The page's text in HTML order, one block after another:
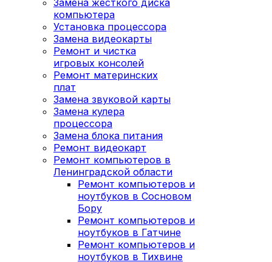
Замена жесткого диска
компьютера
Установка процессора
Замена видеокарты
Ремонт и чистка
игровых консолей
Ремонт материнских
плат
Замена звуковой карты
Замена кулера
процессора
Замена блока питания
Ремонт видеокарт
Ремонт компьютеров в
Ленинградской области
Ремонт компьютеров и
ноутбуков в Сосновом
Бору
Ремонт компьютеров и
ноутбуков в Гатчине
Ремонт компьютеров и
ноутбуков в Тихвине